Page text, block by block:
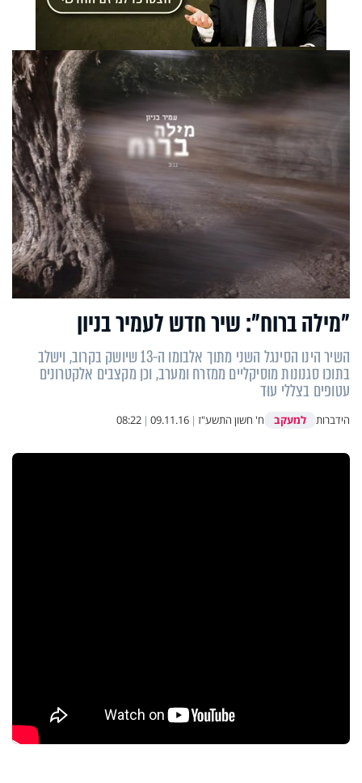
"מילה ברוח": שיר חדש לעמיר בניון
השיר הינו הסינגל השני מתוך אלבומו ה-13 שיושק בקרוב, וישלב
בתוכו סגנונות מוסיקליים ממזרח ומערב, וכן מקצבים אלקטרונים
עטופים בצללי עוּד
הידברות למעקב ח' חשון התשע"ז |
09.11.16
|
08:22